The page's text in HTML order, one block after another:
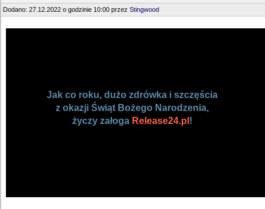
Dodano: 27.12.2022 o godzinie 10:00 przez Stingwood
Jak co roku, dużo zdrówka i szczęścia
z okazji Świąt Bożego Narodzenia,
życzy załoga Release24.pl !